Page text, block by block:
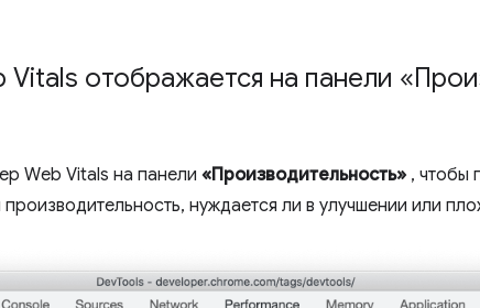
отображается на панели
Web Vitals на панели «Производительность» , чтобы
нуждается ли в улучшении или